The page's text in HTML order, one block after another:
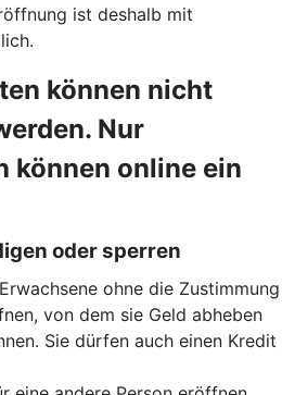
ist deshalb mit
können nicht
Nur
können online ein
oder sperren
ohne die Zustimmung
von dem sie Geld abheben
Sie dürfen auch einen Kredit